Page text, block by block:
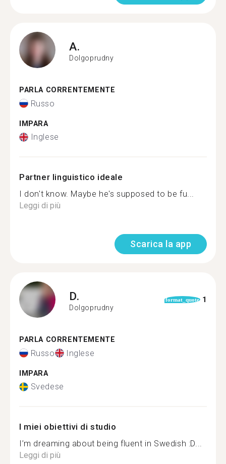
A.
Dolgoprudny
PARLA CORRENTEMENTE
Russo
IMPARA
Inglese
Partner linguistico ideale
I don't know. Maybe he's supposed to be fu...
Leggi di più
Scarica la app
D.
Dolgoprudny
format_quote 1
PARLA CORRENTEMENTE
Russo Inglese
IMPARA
Svedese
I miei obiettivi di studio
I’m dreaming about being fluent in Swedish :D...
Leggi di più